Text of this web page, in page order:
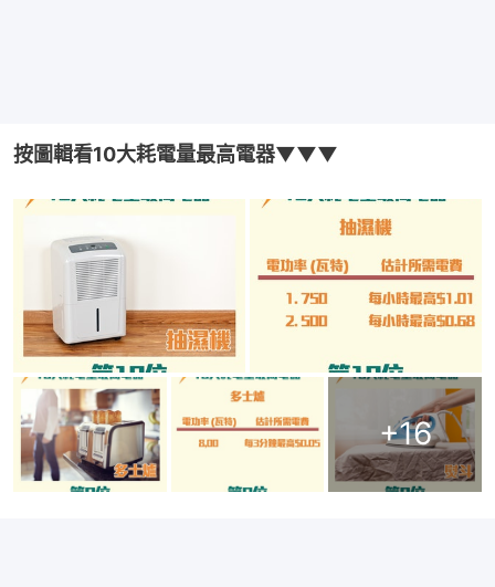
按圖輯看10大耗電量最高電器▼▼▼
+16